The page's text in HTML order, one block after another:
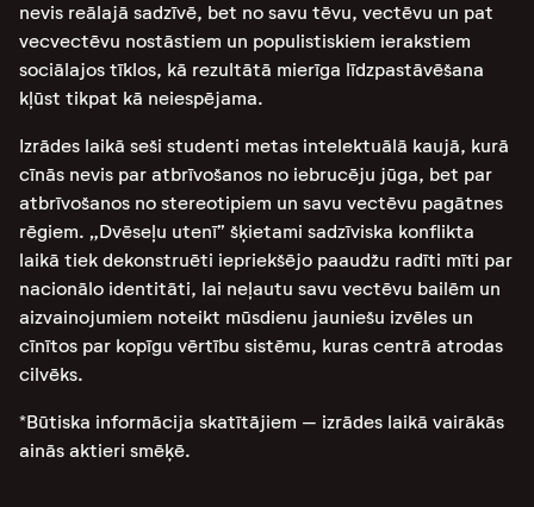
nevis reālajā sadzīvē, bet no savu tēvu, vectēvu un pat
vecvectēvu nostāstiem un populistiskiem ierakstiem
sociālajos tīklos, kā rezultātā mierīga līdzpastāvēšana
kļūst tikpat kā neiespējama.
Izrādes laikā seši studenti metas intelektuālā kaujā, kurā
cīnās nevis par atbrīvošanos no iebrucēju jūga, bet par
atbrīvošanos no stereotipiem un savu vectēvu pagātnes
rēgiem. „Dvēseļu utenī” šķietami sadzīviska konflikta
laikā tiek dekonstruēti iepriekšējo paaudžu radīti mīti par
nacionālo identitāti, lai neļautu savu vectēvu bailēm un
aizvainojumiem noteikt mūsdienu jauniešu izvēles un
cīnītos par kopīgu vērtību sistēmu, kuras centrā atrodas
cilvēks.
*Būtiska informācija skatītājiem – izrādes laikā vairākās
ainās aktieri smēķē.